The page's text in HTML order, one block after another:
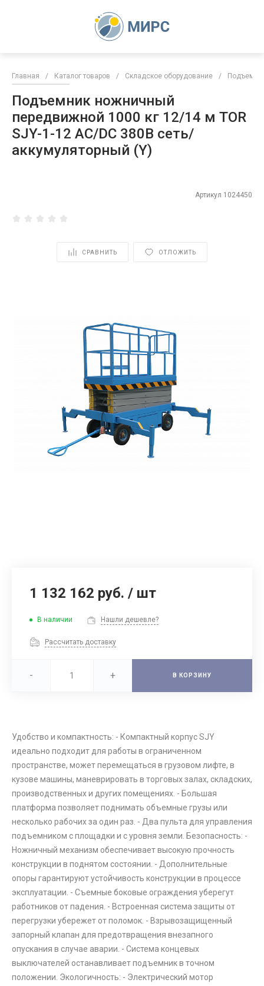
Главная / Каталог товаров / Складское оборудование /
Подъемник ножничный
передвижной 1000 кг 12/14 м TOR
SJY-1-12 AC/DC 380В сеть/
аккумуляторный (Y)
Артикул 1024450
СРАВНИТЬ ОТЛОЖИТЬ
1 132 162 руб. / шт
В наличии Нашли дешевле?
Рассчитать доставку
- + В КОРЗИНУ
Удобство и компактность: - Компактный корпус SJY
идеально подходит для работы в ограниченном
пространстве, может перемещаться в грузовом лифте, в
кузове машины, маневрировать в торговых залах, складских,
производственных и других помещениях. - Большая
платформа позволяет поднимать объемные грузы или
несколько рабочих за один раз. - Два пульта для управления
подъемником с площадки и с уровня земли. Безопасность: -
Ножничный механизм обеспечивает высокую прочность
конструкции в поднятом состоянии. - Дополнительные
опоры гарантируют устойчивость конструкции в процессе
эксплуатации. - Съемные боковые ограждения уберегут
работников от падения. - Встроенная система защиты от
перегрузки убережет от поломок. - Взрывозащищенный
запорный клапан для предотвращения внезапного
опускания в случае аварии. - Система концевых
выключателей останавливает подъемник в точном
положении. Экологичность: - Электрический мотор